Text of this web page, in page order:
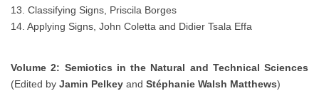
13. Classifying Signs, Priscila Borges
14. Applying Signs, John Coletta and Didier Tsala Effa
Volume 2: Semiotics in the Natural and Technical Sciences
(Edited by Jamin Pelkey and Stéphanie Walsh Matthews)